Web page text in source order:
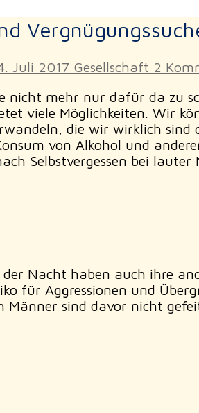
Juli 2017 Gesellschaft 2
nicht mehr nur dafür da zu
viele Möglichkeiten. Wir
die wir wirklich sind
von Alkohol und
Selbstvergessen bei
der Nacht haben auch ihre
für Aggressionen und
Männer sind davor nicht